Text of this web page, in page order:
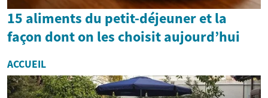
15 aliments du petit-déjeuner et la
façon dont on les choisit aujourd’hui
ACCUEIL